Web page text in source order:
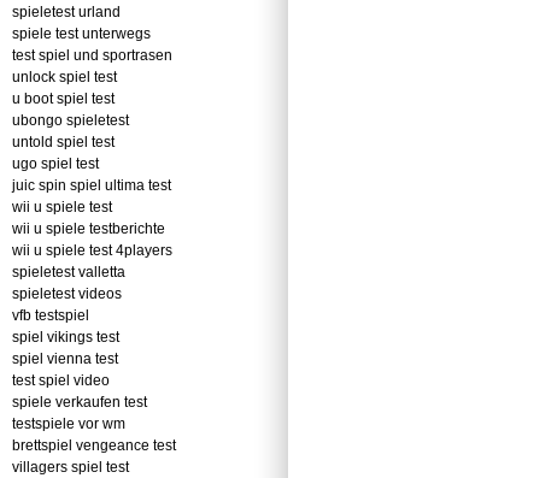
spieletest urland
spiele test unterwegs
test spiel und sportrasen
unlock spiel test
u boot spiel test
ubongo spieletest
untold spiel test
ugo spiel test
juic spin spiel ultima test
wii u spiele test
wii u spiele testberichte
wii u spiele test 4players
spieletest valletta
spieletest videos
vfb testspiel
spiel vikings test
spiel vienna test
test spiel video
spiele verkaufen test
testspiele vor wm
brettspiel vengeance test
villagers spiel test